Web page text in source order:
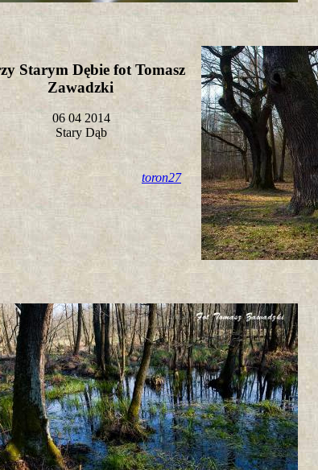
Starym Dębie fot Tomasz
Zawadzki
06 04 2014
Stary Dąb
toron27